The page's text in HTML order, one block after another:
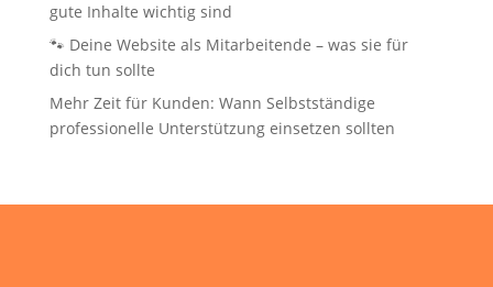
gute Inhalte wichtig sind
🐾 Deine Website als Mitarbeitende – was sie für
dich tun sollte
Mehr Zeit für Kunden: Wann Selbstständige
professionelle Unterstützung einsetzen sollten